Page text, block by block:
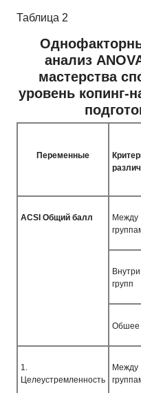
Таблица 2
анализ
мастерства
уровень копинг-
Переменные
ACSI Общий балл
Между
Внутри
групп
Обшее
1.
Целеустремленность
Между